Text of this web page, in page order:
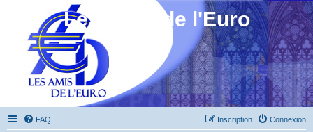
Les Amis de l'Euro
FAQ Connexion
Inscription